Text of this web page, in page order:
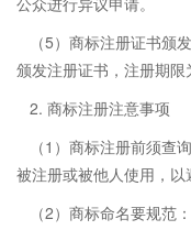
（5）商标注册证书颁
颁发注册证书，注册期限
2. 商标注册注意事项
（1）商标注册前须查
被注册或被他人使用，以
（2）商标命名要规范